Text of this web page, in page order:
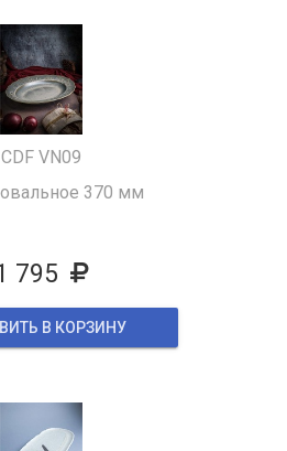
CDF VN09
370 мм
795
В КОРЗИНУ